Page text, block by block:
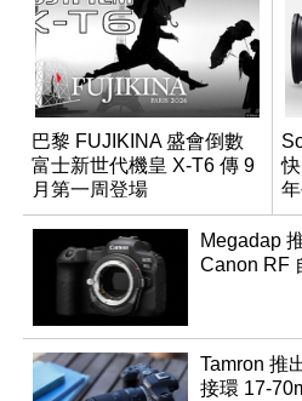
巴黎 FUJIKINA 盛會倒數
富士新世代機皇 X-T6 傳 9
月第一周登場
Megadap
Canon RF
Tamron 推
接環 17-